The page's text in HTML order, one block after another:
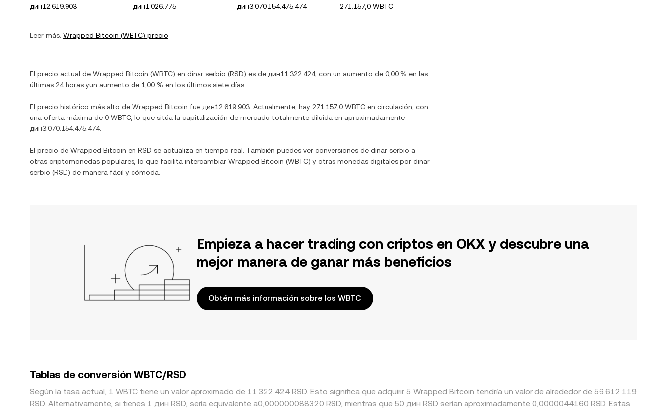
дин12.619.903
дин1.026.775
дин3.070.154.475.474
271.157,0 WBTC
Leer más: Wrapped Bitcoin (WBTC) precio
El precio actual de Wrapped Bitcoin (WBTC) en dinar serbio (RSD) es de дин11.322.424, con un aumento de 0,00 % en las
últimas 24 horas yun aumento de 1,00 % en los últimos siete días.
El precio histórico más alto de Wrapped Bitcoin fue дин12.619.903 . Actualmente, hay 271.157,0 WBTC en circulación, con
una oferta máxima de 0 WBTC , lo que sitúa la capitalización de mercado totalmente diluida en aproximadamente
дин3.070.154.475.474.
El precio de Wrapped Bitcoin en RSD se actualiza en tiempo real. También puedes ver conversiones de dinar serbio a
otras criptomonedas populares, lo que facilita intercambiar Wrapped Bitcoin (WBTC) y otras monedas digitales por dinar
serbio (RSD) de manera fácil y cómoda.
Empieza a hacer trading con criptos en OKX y descubre una
mejor manera de ganar más beneficios
Obtén más información sobre los WBTC
Tablas de conversión WBTC/RSD
Según la tasa actual, 1 WBTC tiene un valor aproximado de 11.322.424 RSD. Esto significa que adquirir 5 Wrapped Bitcoin tendría un valor de alrededor de 56.612.119
RSD. Alternativamente, si tienes 1 дин RSD, sería equivalente a0,000000088320 RSD, mientras que 50 дин RSD serían aproximadamente 0,0000044160 RSD. Estas